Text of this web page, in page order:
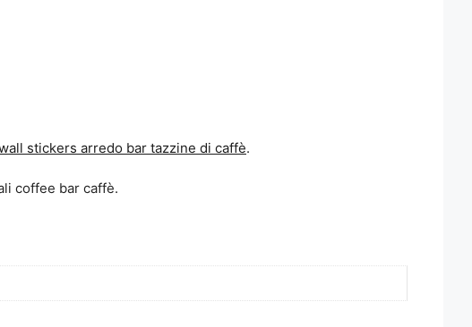
stickers arredo bar tazzine di caffè.
coffee bar caffè.